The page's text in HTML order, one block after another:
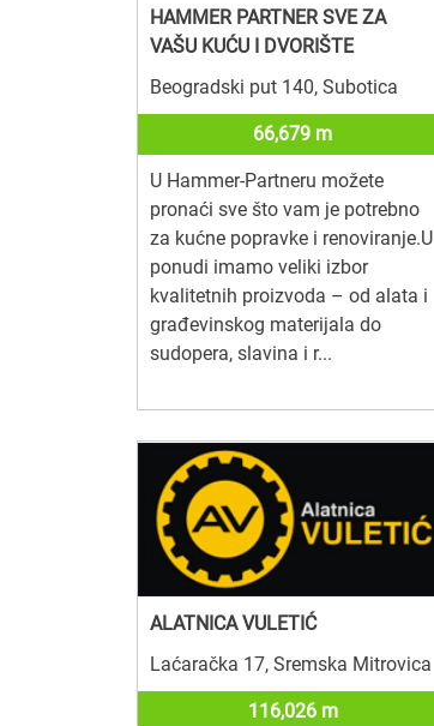
HAMMER PARTNER SVE ZA
VAŠU KUĆU I DVORIŠTE
Beogradski put 140, Subotica
66,679 m
U Hammer-Partneru možete
pronaći sve što vam je potrebno
za kućne popravke i renoviranje.U
ponudi imamo veliki izbor
kvalitetnih proizvoda – od alata i
građevinskog materijala do
sudopera, slavina i r...
ALATNICA VULETIĆ
Laćaračka 17, Sremska Mitrovica
116,026 m